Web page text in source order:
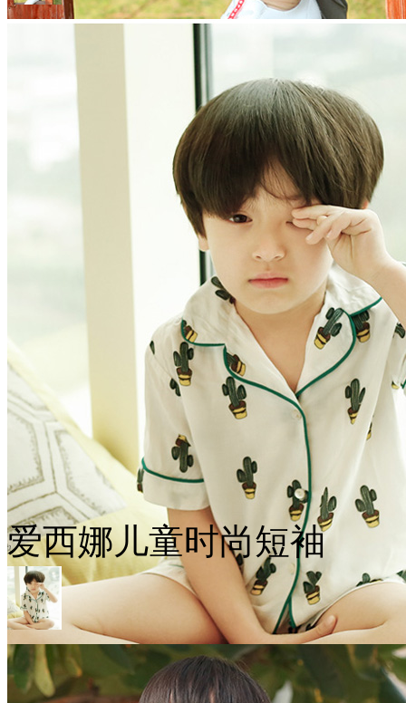
爱西娜儿童时尚短袖